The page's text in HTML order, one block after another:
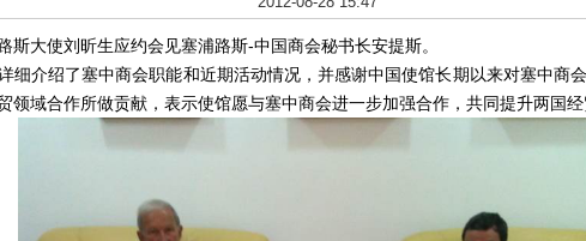
斯大使刘昕生应约会见塞浦路斯-中国商会秘书长安提斯。
细介绍了塞中商会职能和近期活动情况，并感谢中国使馆长期以来对塞中商
领域合作所做贡献，表示使馆愿与塞中商会进一步加强合作，共同提升两国